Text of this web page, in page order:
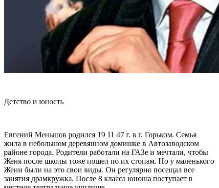
Детство и юность
Евгений Меньшов родился 19 11 47 г. в г. Горьком. Семья
жила в небольшом деревянном домишке в Автозаводском
районе города. Родители работали на ГАЗе и мечтали, чтобы
Женя после школы тоже пошел по их стопам. Но у маленького
Жени были на это свои виды. Он регулярно посещал все
занятия драмкружка. После 8 класса юноша поступает в